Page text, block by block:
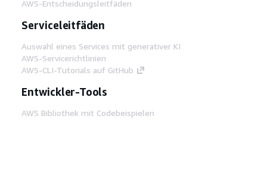
AWS-Entscheidungsleitfäden
Serviceleitfäden
Auswahl eines Services mit generativer KI
AWS-Servicerichtlinien
AWS-CLI-Tutorials auf GitHub
Entwickler-Tools
AWS Bibliothek mit Codebeispielen